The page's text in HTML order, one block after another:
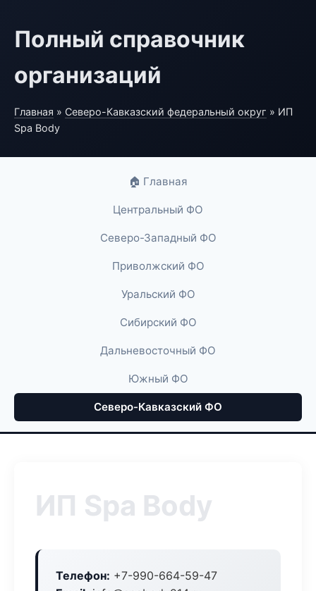
Полный справочник
организаций
Главная » Северо-Кавказский федеральный округ » ИП
Spa Body
🏠 Главная
Центральный ФО
Северо-Западный ФО
Приволжский ФО
Уральский ФО
Сибирский ФО
Дальневосточный ФО
Южный ФО
Северо-Кавказский ФО
ИП Spa Body
Телефон: +7-990-664-59-47